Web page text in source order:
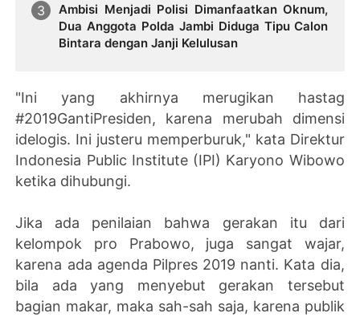
Ambisi Menjadi Polisi Dimanfaatkan Oknum,
Dua Anggota Polda Jambi Diduga Tipu Calon
Bintara dengan Janji Kelulusan
"Ini yang akhirnya merugikan hastag
#2019GantiPresiden, karena merubah dimensi
idelogis. Ini justeru memperburuk," kata Direktur
Indonesia Public Institute (IPI) Karyono Wibowo
ketika dihubungi.
Jika ada penilaian bahwa gerakan itu dari
kelompok pro Prabowo, juga sangat wajar,
karena ada agenda Pilpres 2019 nanti. Kata dia,
bila ada yang menyebut gerakan tersebut
bagian makar, maka sah-sah saja, karena publik